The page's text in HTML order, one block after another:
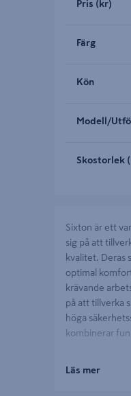
Pris (kr)
Färg
Kön
Modell/
Skostorlek
Sixton är ett
sig på att
kvalitet. Deras
optimal
krävande
på att tillverka
höga
kombinerar
Läs mer